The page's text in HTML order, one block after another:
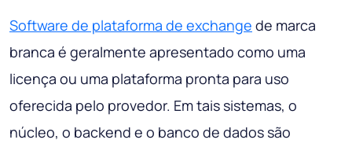
Software de plataforma de exchange de marca
branca é geralmente apresentado como uma
licença ou uma plataforma pronta para uso
oferecida pelo provedor. Em tais sistemas, o
núcleo, o backend e o banco de dados são